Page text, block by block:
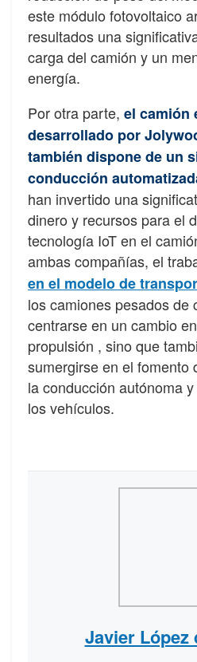
este módulo fotovoltaico
resultados una
carga del camión y un
energía.
Por otra parte, el camión
desarrollado por
también dispone de un
conducción
han invertido una
dinero y recursos para el
tecnología IoT en el
ambas compañías, el
en el modelo de
los camiones pesados de
centrarse en un cambio
propulsión , sino que
sumergirse en el fomento
la conducción autónoma
los vehículos.
Javier López